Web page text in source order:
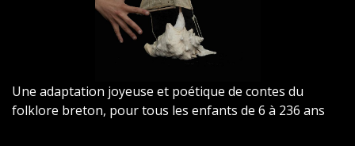
Une adaptation joyeuse et poétique de contes du
folklore breton, pour tous les enfants de 6 à 236 ans